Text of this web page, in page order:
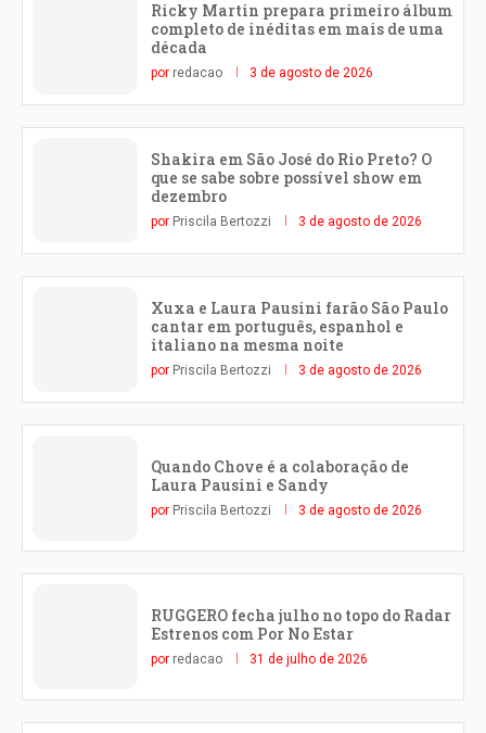
Ricky Martin prepara primeiro álbum
completo de inéditas em mais de uma
década
por redacao 3 de agosto de 2026
Shakira em São José do Rio Preto? O
que se sabe sobre possível show em
dezembro
por Priscila Bertozzi 3 de agosto de 2026
Xuxa e Laura Pausini farão São Paulo
cantar em português, espanhol e
italiano na mesma noite
por Priscila Bertozzi 3 de agosto de 2026
Quando Chove é a colaboração de
Laura Pausini e Sandy
por Priscila Bertozzi 3 de agosto de 2026
RUGGERO fecha julho no topo do Radar
Estrenos com Por No Estar
por redacao 31 de julho de 2026